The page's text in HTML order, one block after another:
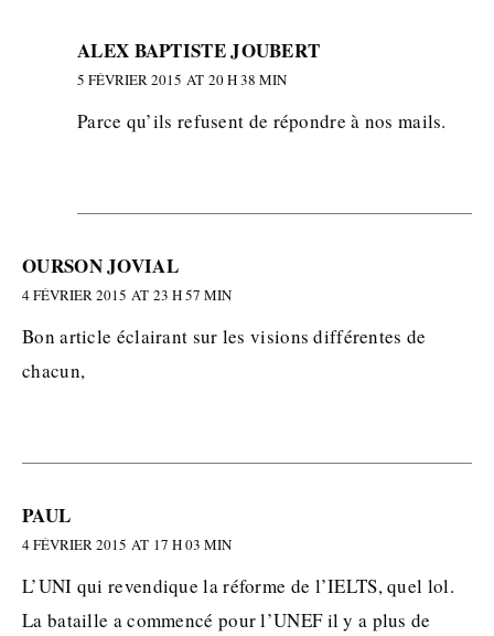
ALEX BAPTISTE JOUBERT
5 FÉVRIER 2015 AT 20 H 38 MIN
Parce qu’ils refusent de répondre à nos mails.
OURSON JOVIAL
4 FÉVRIER 2015 AT 23 H 57 MIN
Bon article éclairant sur les visions différentes de
chacun,
PAUL
4 FÉVRIER 2015 AT 17 H 03 MIN
L’UNI qui revendique la réforme de l’IELTS, quel lol.
La bataille a commencé pour l’UNEF il y a plus de